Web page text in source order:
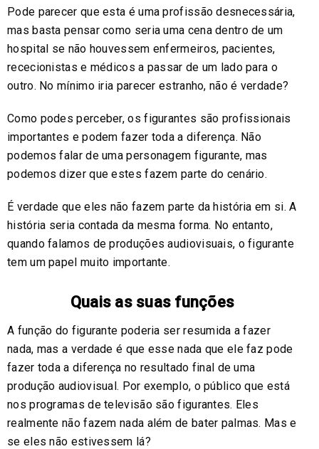
Pode parecer que esta é uma profissão desnecessária,
mas basta pensar como seria uma cena dentro de um
hospital se não houvessem enfermeiros, pacientes,
rececionistas e médicos a passar de um lado para o
outro. No mínimo iria parecer estranho, não é verdade?
Como podes perceber, os figurantes são profissionais
importantes e podem fazer toda a diferença. Não
podemos falar de uma personagem figurante, mas
podemos dizer que estes fazem parte do cenário.
É verdade que eles não fazem parte da história em si. A
história seria contada da mesma forma. No entanto,
quando falamos de produções audiovisuais, o figurante
tem um papel muito importante.
Quais as suas funções
A função do figurante poderia ser resumida a fazer
nada, mas a verdade é que esse nada que ele faz pode
fazer toda a diferença no resultado final de uma
produção audiovisual. Por exemplo, o público que está
nos programas de televisão são figurantes. Eles
realmente não fazem nada além de bater palmas. Mas e
se eles não estivessem lá?